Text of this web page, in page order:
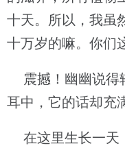
十天。所以，我虽
十万岁的嘛。你们
震撼！幽幽说得
耳中，它的话却充
在这里生长一天